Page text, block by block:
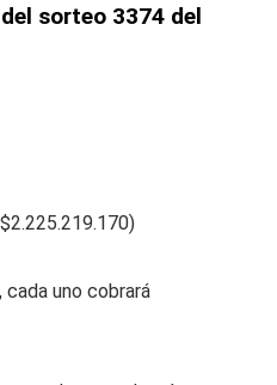
sorteo 3374 del
uno cobrará